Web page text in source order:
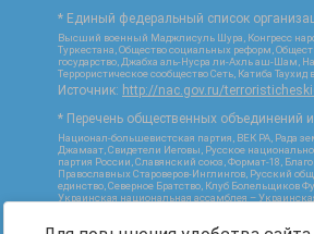
* Единый федеральный список
Высший военный Маджлисуль Шура, Конгресс
Туркестана, Общество социальных реформ,
государство, Джабха аль-Нусра ли-Ахль аш-Шам,
Террористическое сообщество Сеть, Катиба
Источник: http://nac.gov.ru/
* Перечень общественных объединений
Национал-большевистская партия, ВЕК РА, Рада
Джамаат, Свидетели Иеговы, Русское
партия России, Славянский союз, Формат-18,
Православных Староверов-Инглингов, Русский
единство, Северное Братство, Клуб Болельщиков
Украинская национальная ассамблея –